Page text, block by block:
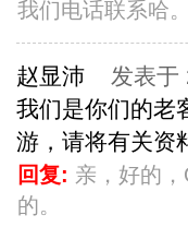
我们电话联系哈
赵显沛 发表于
我们是你们的老
游，请将有关资
回复: 亲，好的
的。